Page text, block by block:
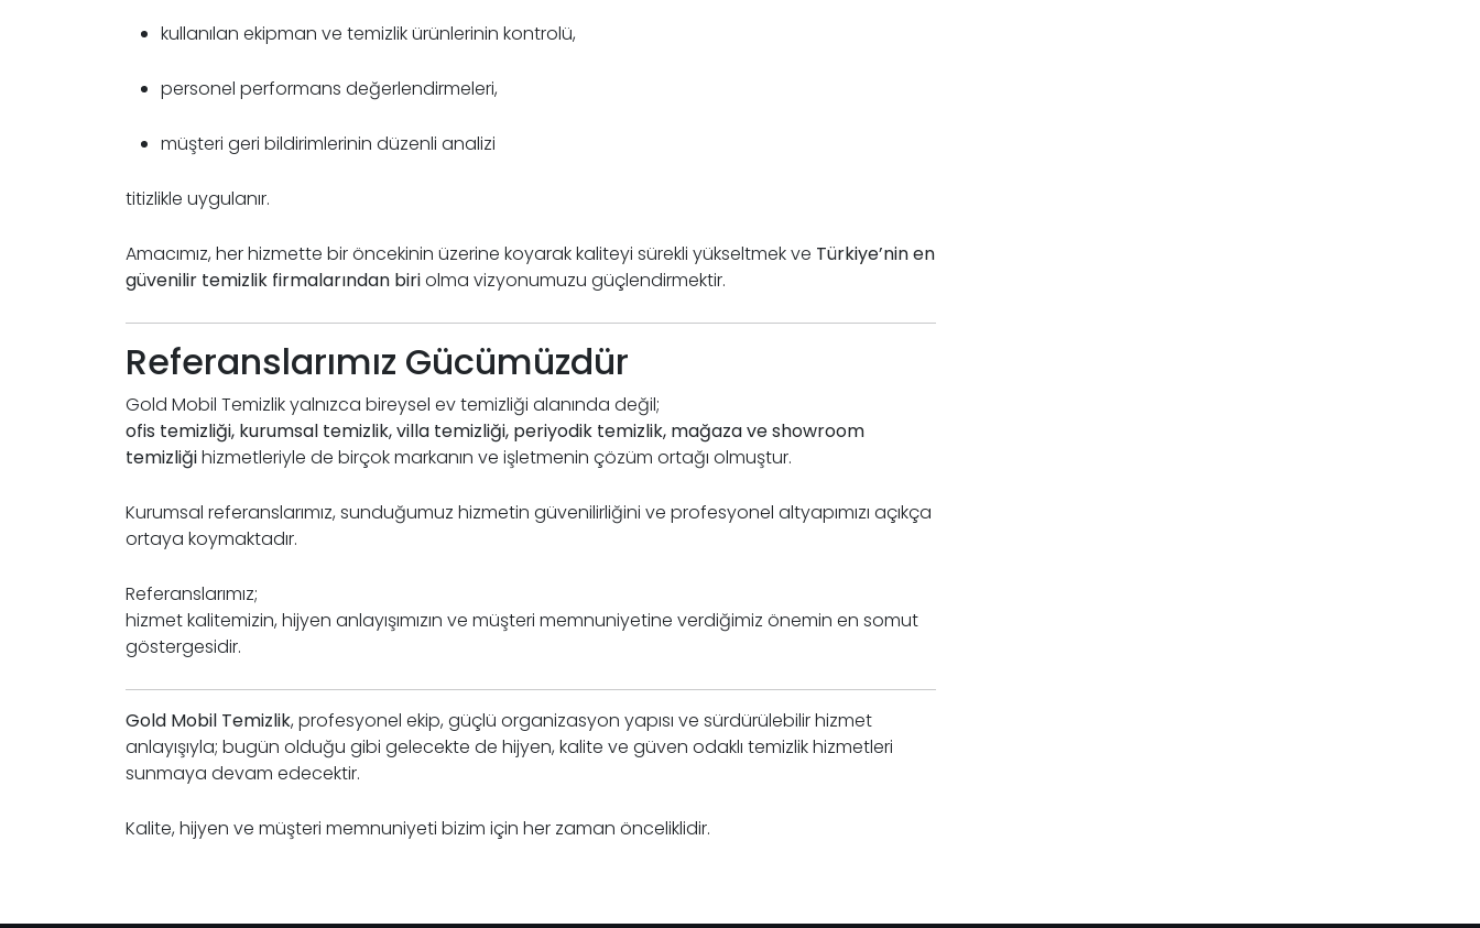
kullanılan ekipman ve temizlik ürünlerinin kontrolü,
personel performans değerlendirmeleri,
müşteri geri bildirimlerinin düzenli analizi
titizlikle uygulanır.
Amacımız, her hizmette bir öncekinin üzerine koyarak kaliteyi sürekli yükseltmek ve Türkiye’nin en
güvenilir temizlik firmalarından biriolma vizyonumuzu güçlendirmektir.
Referanslarımız Gücümüzdür
Gold Mobil Temizlik yalnızca bireysel ev temizliği alanında değil;
ofis temizliği, kurumsal temizlik, villa temizliği, periyodik temizlik, mağaza ve showroom
temizliğihizmetleriyle de birçok markanın ve işletmenin çözüm ortağı olmuştur.
Kurumsal referanslarımız, sunduğumuz hizmetin güvenilirliğini ve profesyonel altyapımızı açıkça
ortaya koymaktadır.
Referanslarımız;
hizmet kalitemizin, hijyen anlayışımızın ve müşteri memnuniyetine verdiğimiz önemin en somut
göstergesidir.
Gold Mobil Temizlik, profesyonel ekip, güçlü organizasyon yapısı ve sürdürülebilir hizmet
anlayışıyla; bugün olduğu gibi gelecekte de hijyen, kalite ve güven odaklı temizlik hizmetleri
sunmaya devam edecektir.
Kalite, hijyen ve müşteri memnuniyeti bizim için her zaman önceliklidir.